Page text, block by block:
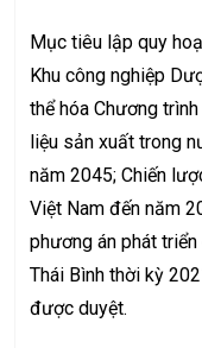
Mục tiêu lập quy
Khu công nghiệp
thể hóa Chương
liệu sản xuất trong
năm 2045; Chiến
Việt Nam đến năm
phương án phát
Thái Bình thời kỳ
được duyệt.